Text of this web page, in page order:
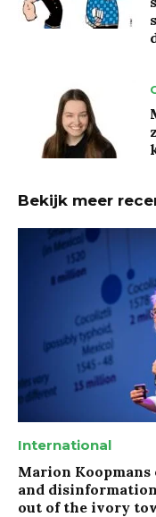
Bekijk meer
International
Marion
and
out of the ivory